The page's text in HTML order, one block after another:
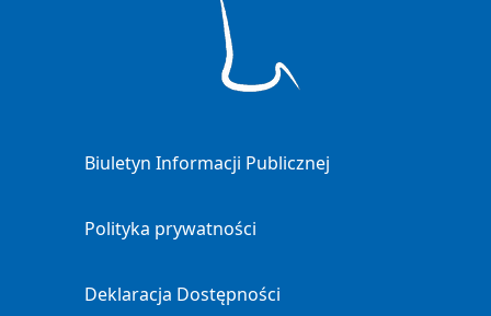
Biuletyn Informacji Publicznej
Polityka prywatności
Deklaracja Dostępności